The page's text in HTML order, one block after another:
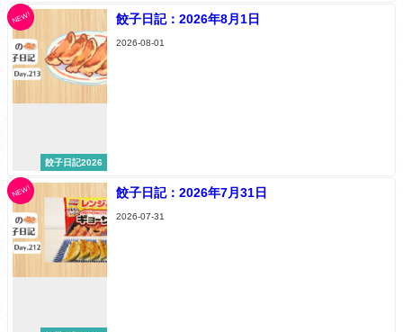
NEW!
餃子日記2026
餃子日記：2026年8月1日
2026-08-01
NEW! 餃子日記：2026年7月31日
2026-07-31